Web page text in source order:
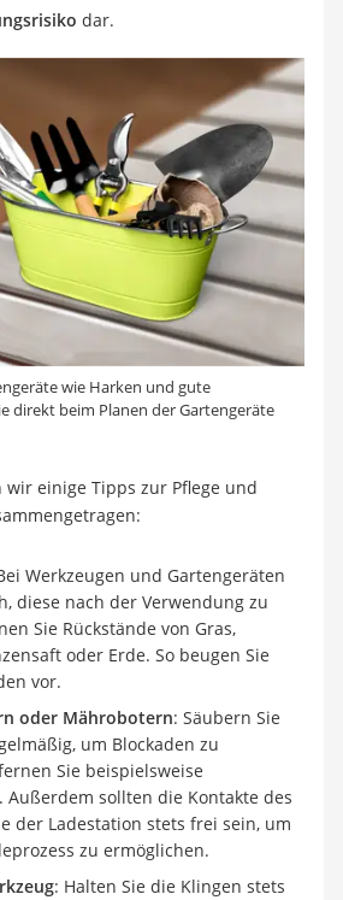
dar.
wie Harken und gute
direkt beim Planen der Gartengeräte
einige Tipps zur Pflege und
Werkzeugen und Gartengeräten
diese nach der Verwendung zu
Sie Rückstände von Gras,
oder Erde. So beugen Sie
vor.
oder Mährobotern: Säubern Sie
um Blockaden zu
Sie beispielsweise
Außerdem sollten die Kontakte des
der Ladestation stets frei sein, um
zu ermöglichen.
: Halten Sie die Klingen stets